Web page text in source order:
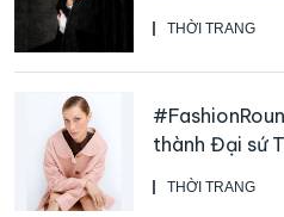
THỜI TRANG
Galliano
THỜI TRANG
thành Đại sứ
Beauty,